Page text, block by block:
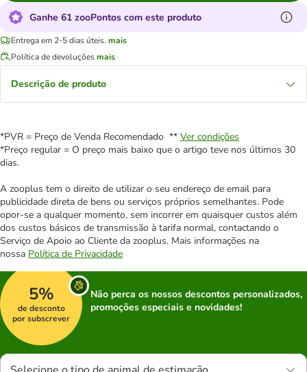
Ganhe 61 zooPontos com este produto
Entrega em 2-5 dias úteis. mais
Política de devoluçõesmais
Descrição de produto
*PVR = Preço de Venda Recomendado ** Ver condições
*Preço regular = O preço mais baixo que o artigo teve nos últimos 30
dias.
A zooplus tem o direito de utilizar o seu endereço de email para
publicidade direta de bens ou serviços próprios semelhantes. Pode
opor-se a qualquer momento, sem incorrer em quaisquer custos além
dos custos básicos de transmissão à tarifa normal, contactando o
Serviço de Apoio ao Cliente da zooplus. Mais informações na
nossa Política de Privacidade
5%
de desconto
por subscrever
Não perca os nossos descontos personalizados,
promoções especiais e novidades!